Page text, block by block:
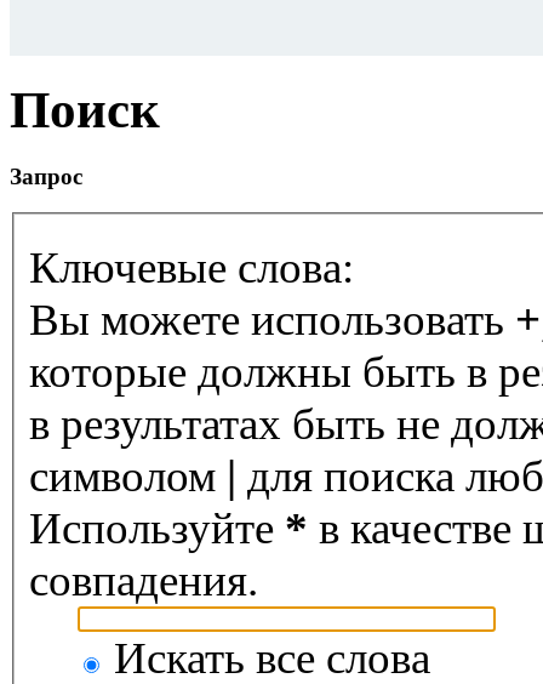
Поиск
Запрос
Ключевые слова:
Вы можете использовать +
которые должны быть в
в результатах быть не
символом | для поиска
Используйте * в качестве
совпадения.
Искать все слова